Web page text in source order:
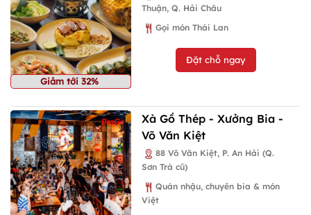
Giảm tới 32%
Thuận, Q. Hải Châu
Gọi món Thái Lan
Đặt chỗ ngay
Xà Gồ Thép - Xưởng Bia -
Võ Văn Kiệt
88 Võ Văn Kiệt, P. An Hải (Q.
Sơn Trà cũ)
Quán nhậu, chuyên bia & món
Việt